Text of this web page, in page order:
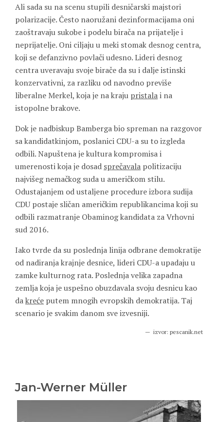
Ali sada su na scenu stupili desničarski majstori
polarizacije. Često naoružani dezinformacijama oni
zaoštravaju sukobe i podelu birača na prijatelje i
neprijatelje. Oni ciljaju u meki stomak desnog centra,
koji se defanzivno povlači udesno. Lideri desnog
centra uveravaju svoje birače da su i dalje istinski
konzervativni, za razliku od navodno previše
liberalne Merkel, koja je na kraju pristalai na
istopolne brakove.
Dok je nadbiskup Bamberga bio spreman na razgovor
sa kandidatkinjom, poslanici CDU-a su to izgleda
odbili. Napuštena je kultura kompromisa i
umerenosti koja je dosad sprečavala politizaciju
najvišeg nemačkog suda u američkom stilu.
Odustajanjem od ustaljene procedure izbora sudija
CDU postaje sličan američkim republikancima koji su
odbili razmatranje Obaminog kandidata za Vrhovni
sud 2016.
Iako tvrde da su poslednja linija odbrane demokratije
od nadiranja krajnje desnice, lideri CDU-a upadaju u
zamke kulturnog rata. Poslednja velika zapadna
zemlja koja je uspešno obuzdavala svoju desnicu kao
dakreće putem mnogih evropskih demokratija. Taj
scenario je svakim danom sve izvesniji.
izvor: pescanik.net
Jan-Werner Müller